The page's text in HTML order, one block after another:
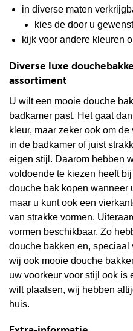
in diverse maten
kies de door u
kijk voor andere kleuren
Diverse luxe
assortiment
U wilt een mooie douche
badkamer past. Het gaat
kleur, maar zeker ook om
in de badkamer of juist
eigen stijl. Daarom hebben
voldoende te kiezen heeft
douche bak kopen wanneer
maar u kunt ook een
van strakke vormen.
vormen beschikbaar. Zo
douche bakken en,
wij ook mooie douche
uw voorkeur voor stijl ook is
wilt plaatsen, wij hebben
huis.